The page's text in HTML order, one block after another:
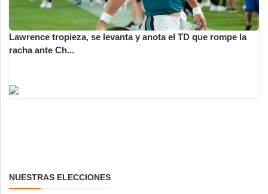
Lawrence tropieza, se levanta y anota el TD que rompe la
racha ante Ch...
NUESTRAS ELECCIONES